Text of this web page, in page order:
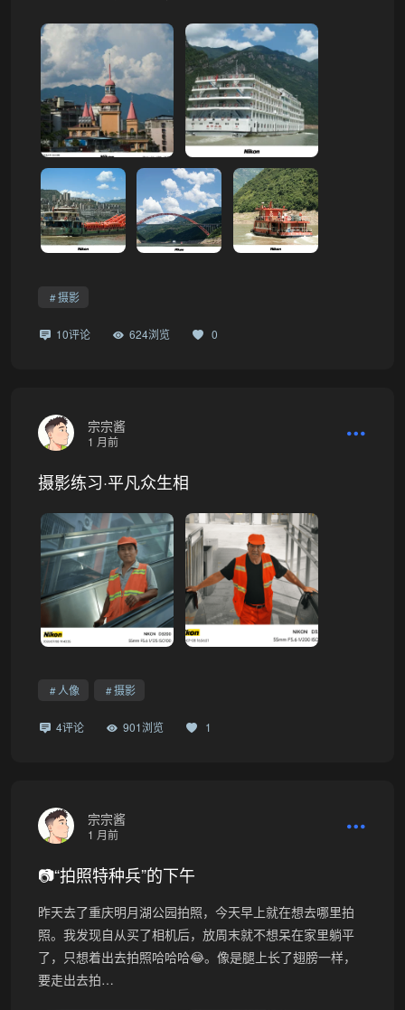
❆
摄影
10评论 624浏览 0
宗宗酱
1 月前
摄影练习·平凡众生相
人像 摄影
4评论 901浏览 1
宗宗酱
1 月前
📷“拍照特种兵”的下午
昨天去了重庆明月湖公园拍照，今天早上就在想去哪里拍
照。我发现自从买了相机后，放周末就不想呆在家里躺平
了，只想着出去拍照哈哈哈😂。像是腿上长了翅膀一样，
要走出去拍…